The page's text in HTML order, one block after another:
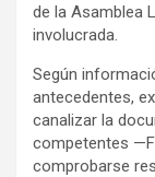
de la Asamblea
involucrada.
Según
antecedentes,
canalizar la
competentes
comprobarse